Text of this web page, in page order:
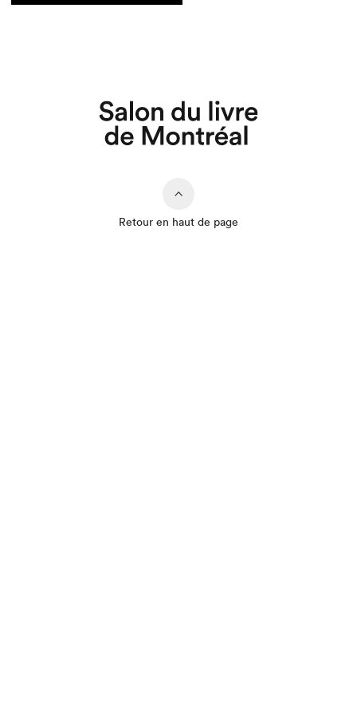
Retour en haut de page